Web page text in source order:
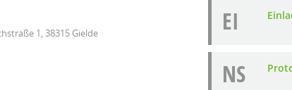
1, 38315 Gielde
EI
NS